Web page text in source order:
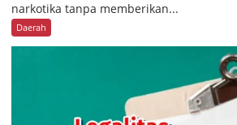
narkotika tanpa memberikan...
Daerah